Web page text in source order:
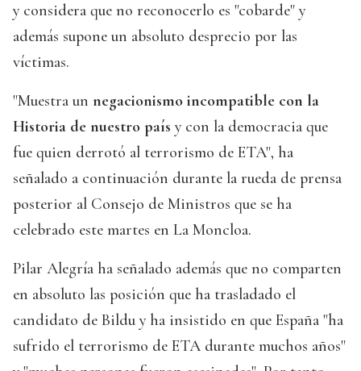
y considera que no reconocerlo es "cobarde" y
además supone un absoluto desprecio por las
víctimas.
"Muestra un negacionismo incompatible con la
Historia de nuestro país y con la democracia que
fue quien derrotó al terrorismo de ETA", ha
señalado a continuación durante la rueda de prensa
posterior al Consejo de Ministros que se ha
celebrado este martes en La Moncloa.
Pilar Alegría ha señalado además que no comparten
en absoluto las posición que ha trasladado el
candidato de Bildu y ha insistido en que España "ha
sufrido el terrorismo de ETA durante muchos años"